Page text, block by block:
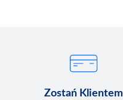
Zostań Klientem